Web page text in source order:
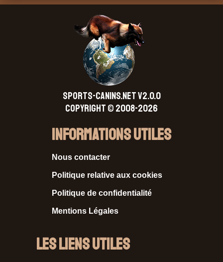
SPORTS-CANINS.NET V2.0.0
Copyright © 2008-2026
Informations Utiles
Nous contacter
Politique relative aux cookies
Politique de confidentialité
Mentions Légales
Les liens utiles